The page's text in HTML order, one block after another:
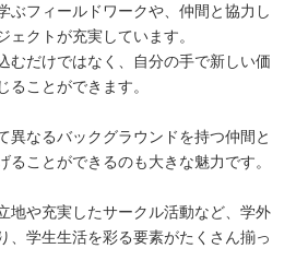
ぶフィールドワークや、仲間と協力し
ェクトが充実しています。
むだけではなく、自分の手で新しい価
ることができます。
異なるバックグラウンドを持つ仲間と
ることができるのも大きな魅力です。
地や充実したサークル活動など、学外
、学生生活を彩る要素がたくさん揃っ